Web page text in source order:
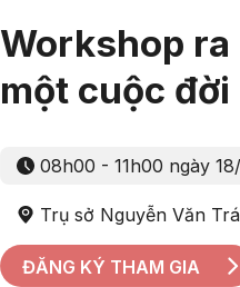
Workshop ra
một cuộc
08h00 - 11h00 ngày
Trụ sở Nguyễn Văn
ĐĂNG KÝ THAM GIA